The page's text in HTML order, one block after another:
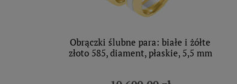
Obrączki ślubne para: białe i żółte
złoto 585, diament, płaskie, 5,5 mm